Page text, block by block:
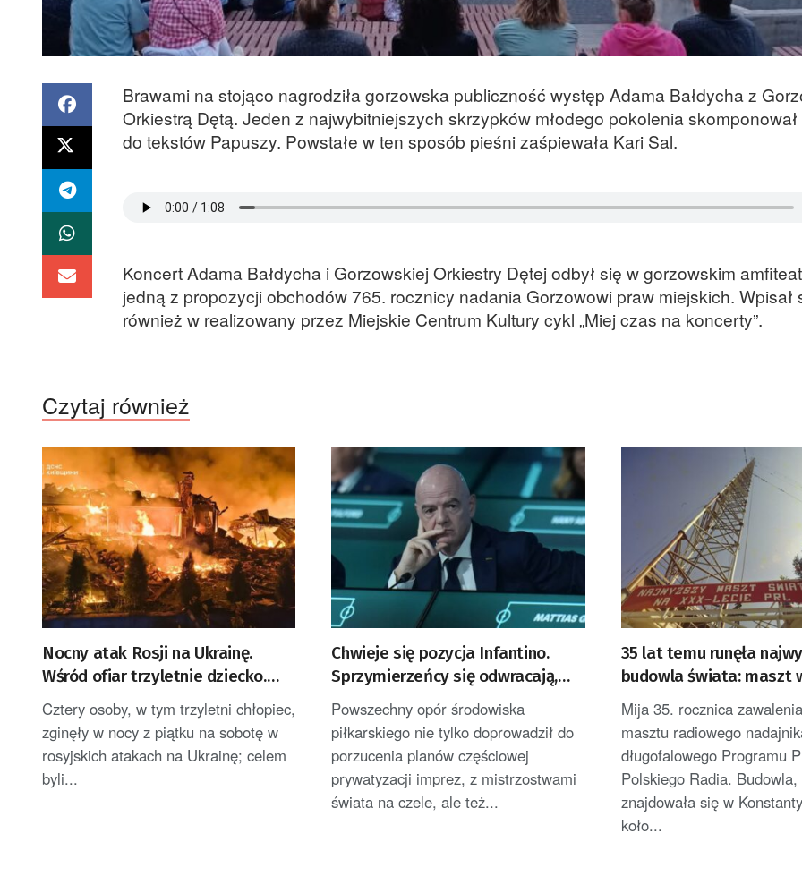
Brawami na stojąco nagrodziła gorzowska publiczność występ Adama Bałdycha z
Orkiestrą Dętą. Jeden z najwybitniejszych skrzypków młodego pokolenia
do tekstów Papuszy. Powstałe w ten sposób pieśni zaśpiewała Kari Sal.
Koncert Adama Bałdycha i Gorzowskiej Orkiestry Dętej odbył się w gorzowskim
jedną z propozycji obchodów 765. rocznicy nadania Gorzowowi praw miejskich. Wpisał
również w realizowany przez Miejskie Centrum Kultury cykl „Miej czas na koncerty”.
Czytaj również
Nocny atak Rosji na Ukrainę.
Wśród ofiar trzyletnie dziecko.
Zełenski zabrał głos
Cztery osoby, w tym trzyletni chłopiec,
zginęły w nocy z piątku na sobotę w
rosyjskich atakach na Ukrainę; celem
byli...
Chwieje się pozycja Infantino.
Sprzymierzeńcy się odwracają,
krytycy nabrali wiatru w żagle
Powszechny opór środowiska
piłkarskiego nie tylko doprowadził do
porzucenia planów częściowej
prywatyzacji imprez, z mistrzostwami
świata na czele, ale też...
35 lat temu runęła
budowla świata: maszt
Konstantynowie
Mija 35. rocznica
masztu radiowego
długofalowego Programu
Polskiego Radia.
znajdowała się w
koło...